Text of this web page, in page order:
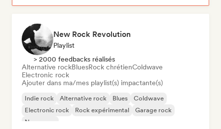
New Rock Revolution
Playlist
> 2000 feedbacks réalisés
Alternative rockBluesRock chrétienColdwave
Electronic rock
Ajouter dans ma/mes playlist(s) impactante(s)
Indie rock Alternative rock Blues
Coldwave
Electronic rock
Rock expérimental
Garage rock
New wave